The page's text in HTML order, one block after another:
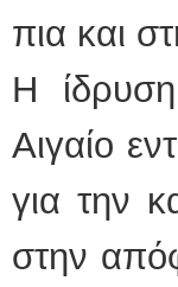
πια και
Η
Αιγαίο
για την
στην